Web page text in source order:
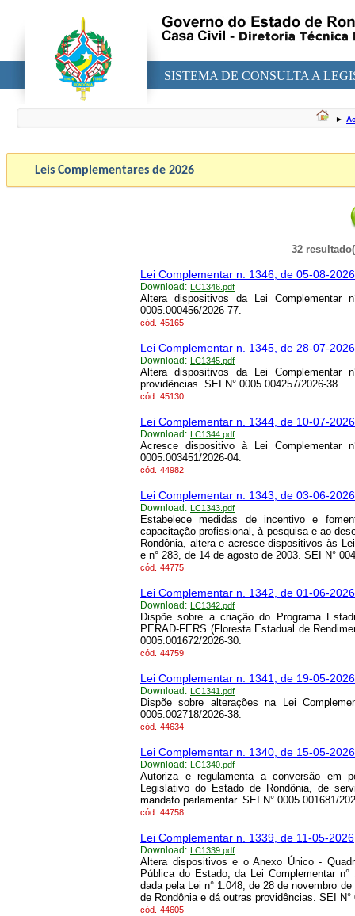
SISTEMA DE CONSULTA A
►
Leis Complementares de 2026
32
Lei Complementar n. 1346, de 05-08-2026
Download: LC1346.pdf
Altera dispositivos da Lei
0005.000456/2026-77.
cód. 45165
Lei Complementar n. 1345, de 28-07-2026
Download: LC1345.pdf
Altera dispositivos da Lei
providências. SEI N° 0005.004257/2026-38.
cód. 45130
Lei Complementar n. 1344, de 10-07-2026
Download: LC1344.pdf
Acresce dispositivo à Lei
0005.003451/2026-04.
cód. 44982
Lei Complementar n. 1343, de 03-06-2026
Download: LC1343.pdf
Estabelece medidas de incentivo e
capacitação profissional, à pesquisa e ao
Rondônia, altera e acresce dispositivos às
e n° 283, de 14 de agosto de 2003. SEI N°
cód. 44775
Lei Complementar n. 1342, de 01-06-2026
Download: LC1342.pdf
Dispõe sobre a criação do Programa
PERAD-FERS (Floresta Estadual de
0005.001672/2026-30.
cód. 44759
Lei Complementar n. 1341, de 19-05-2026
Download: LC1341.pdf
Dispõe sobre alterações na Lei
0005.002718/2026-38.
cód. 44634
Lei Complementar n. 1340, de 15-05-2026
Download: LC1340.pdf
Autoriza e regulamenta a conversão em
Legislativo do Estado de Rondônia, de
mandato parlamentar. SEI N° 0005.001681/
cód. 44758
Lei Complementar n. 1339, de 11-05-2026
Download: LC1339.pdf
Altera dispositivos e o Anexo Único -
Pública do Estado, da Lei Complementar
dada pela Lei n° 1.048, de 28 de novembro
de Rondônia e dá outras providências. SEI N°
cód. 44605